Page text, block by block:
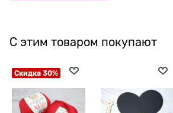
С этим товаром покупают
Скидка 30%